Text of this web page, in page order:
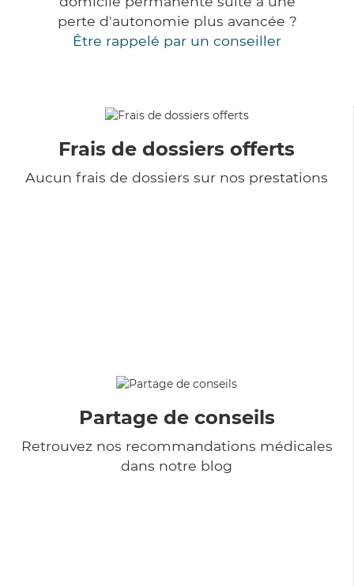
perte d'autonomie plus avancée ?
Être rappelé par un conseiller
Frais de dossiers offerts
Aucun frais de dossiers sur nos prestations
Partage de conseils
Retrouvez nos recommandations médicales
dans notre blog